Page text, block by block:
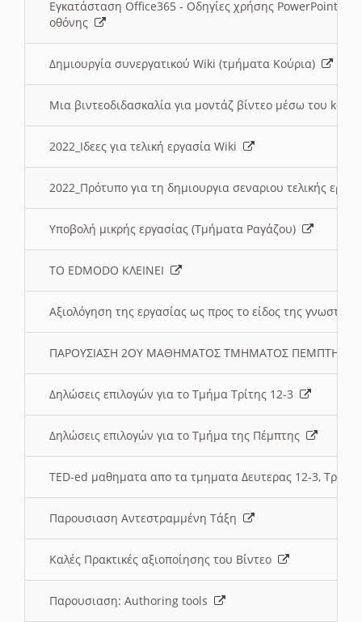
Εγκατάσταση Office365 - Οδηγίες χρήσης PowerPoint
οθόνης
Δημιουργία συνεργατικού Wiki (τμήματα Κούρια)
Μια βιντεοδιδασκαλία για μοντάζ βίντεο μέσω του
2022_Ιδεες για τελική εργασία Wiki
2022_Πρότυπο για τη δημιουργια σεναριου τελικής
Υποβολή μικρής εργασίας (Τμήματα Ραγάζου)
ΤΟ EDMODO ΚΛΕΙΝΕΙ
Αξιολόγηση της εργασίας ως προς το είδος της
ΠΑΡΟΥΣΙΑΣΗ 2ΟΥ ΜΑΘΗΜΑΤΟΣ ΤΜΗΜΑΤΟΣ
Δηλώσεις επιλογών για το Τμήμα Τρίτης 12-3
Δηλώσεις επιλογών για το Τμήμα της Πέμπτης
TED-ed μαθηματα απο τα τμηματα Δευτερας 12-3,
Παρουσιαση Αντεστραμμένη Τάξη
Καλές Πρακτικές αξιοποίησης του Βίντεο
Παρουσιαση: Authoring tools